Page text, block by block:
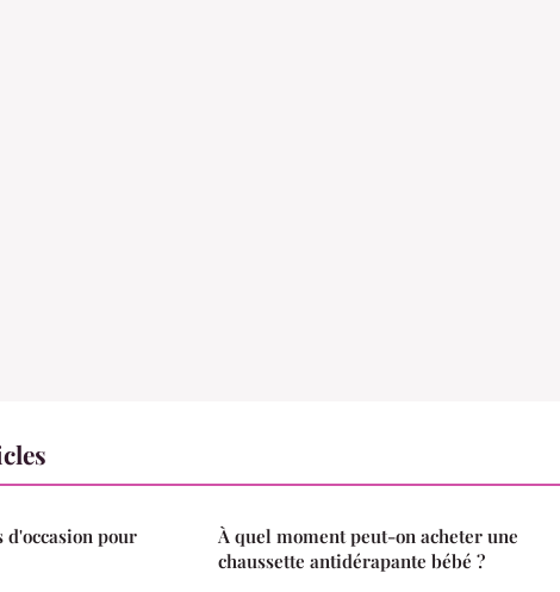
d'occasion pour
À quel moment peut-on acheter une
chaussette antidérapante bébé ?